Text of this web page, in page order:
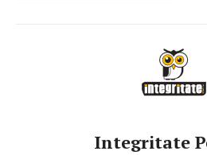
Integritate